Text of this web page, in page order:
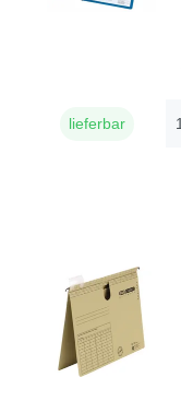
lieferbar